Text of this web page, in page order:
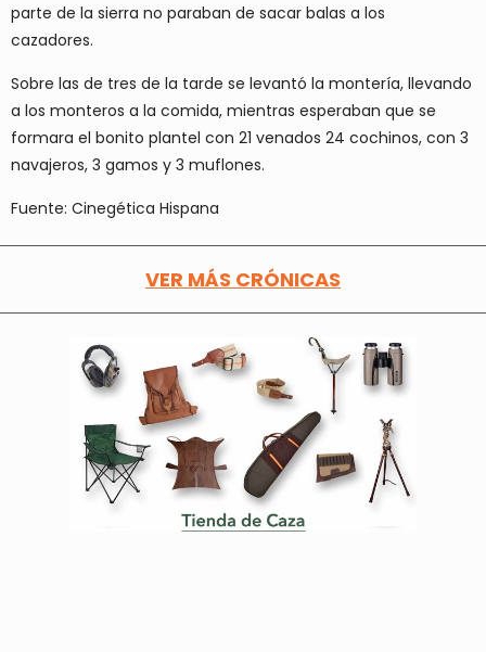
parte de la sierra no paraban de sacar balas a los
cazadores.
Sobre las de tres de la tarde se levantó la montería, llevando
a los monteros a la comida, mientras esperaban que se
formara el bonito plantel con 21 venados 24 cochinos, con 3
navajeros, 3 gamos y 3 muflones.
Fuente: Cinegética Hispana
VER MÁS CRÓNICAS